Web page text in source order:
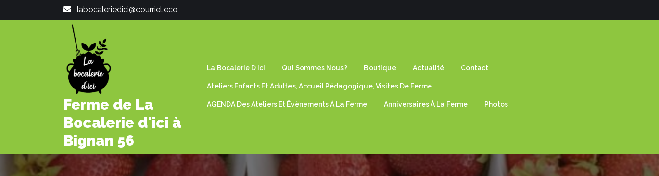
labocaleriedici@courriel.eco
Ferme de La
Bocalerie d'ici à
Bignan 56
La Bocalerie D Ici Qui Sommes Nous? Boutique Actualité Contact
Ateliers Enfants Et Adultes, Accueil Pédagogique, Visites De Ferme
AGENDA Des Ateliers Et Êvènements À La Ferme Anniversaires À La Ferme Photos